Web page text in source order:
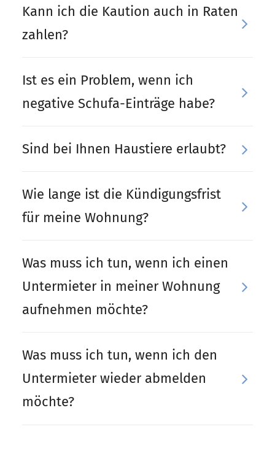
Kann ich die Kaution auch in Raten
zahlen?
Ist es ein Problem, wenn ich
negative Schufa-Einträge habe?
Sind bei Ihnen Haustiere erlaubt?
Wie lange ist die Kündigungsfrist
für meine Wohnung?
Was muss ich tun, wenn ich einen
Untermieter in meiner Wohnung
aufnehmen möchte?
Was muss ich tun, wenn ich den
Untermieter wieder abmelden
möchte?